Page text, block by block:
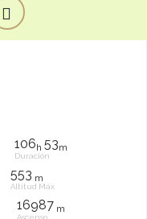
106h 53m
Duración
553 m
Altitud Máx
16987 m
Ascenso